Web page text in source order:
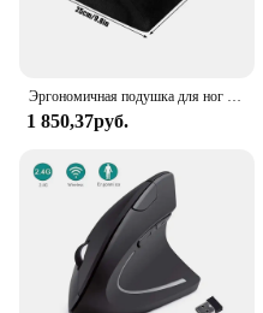
Эргономичная подушка для ног под столом-для работы в офисе, игровая подушка для подъема ног, подушка на танкетке для ног-обеспечивает ежедневное облегчение
1 850,37руб.